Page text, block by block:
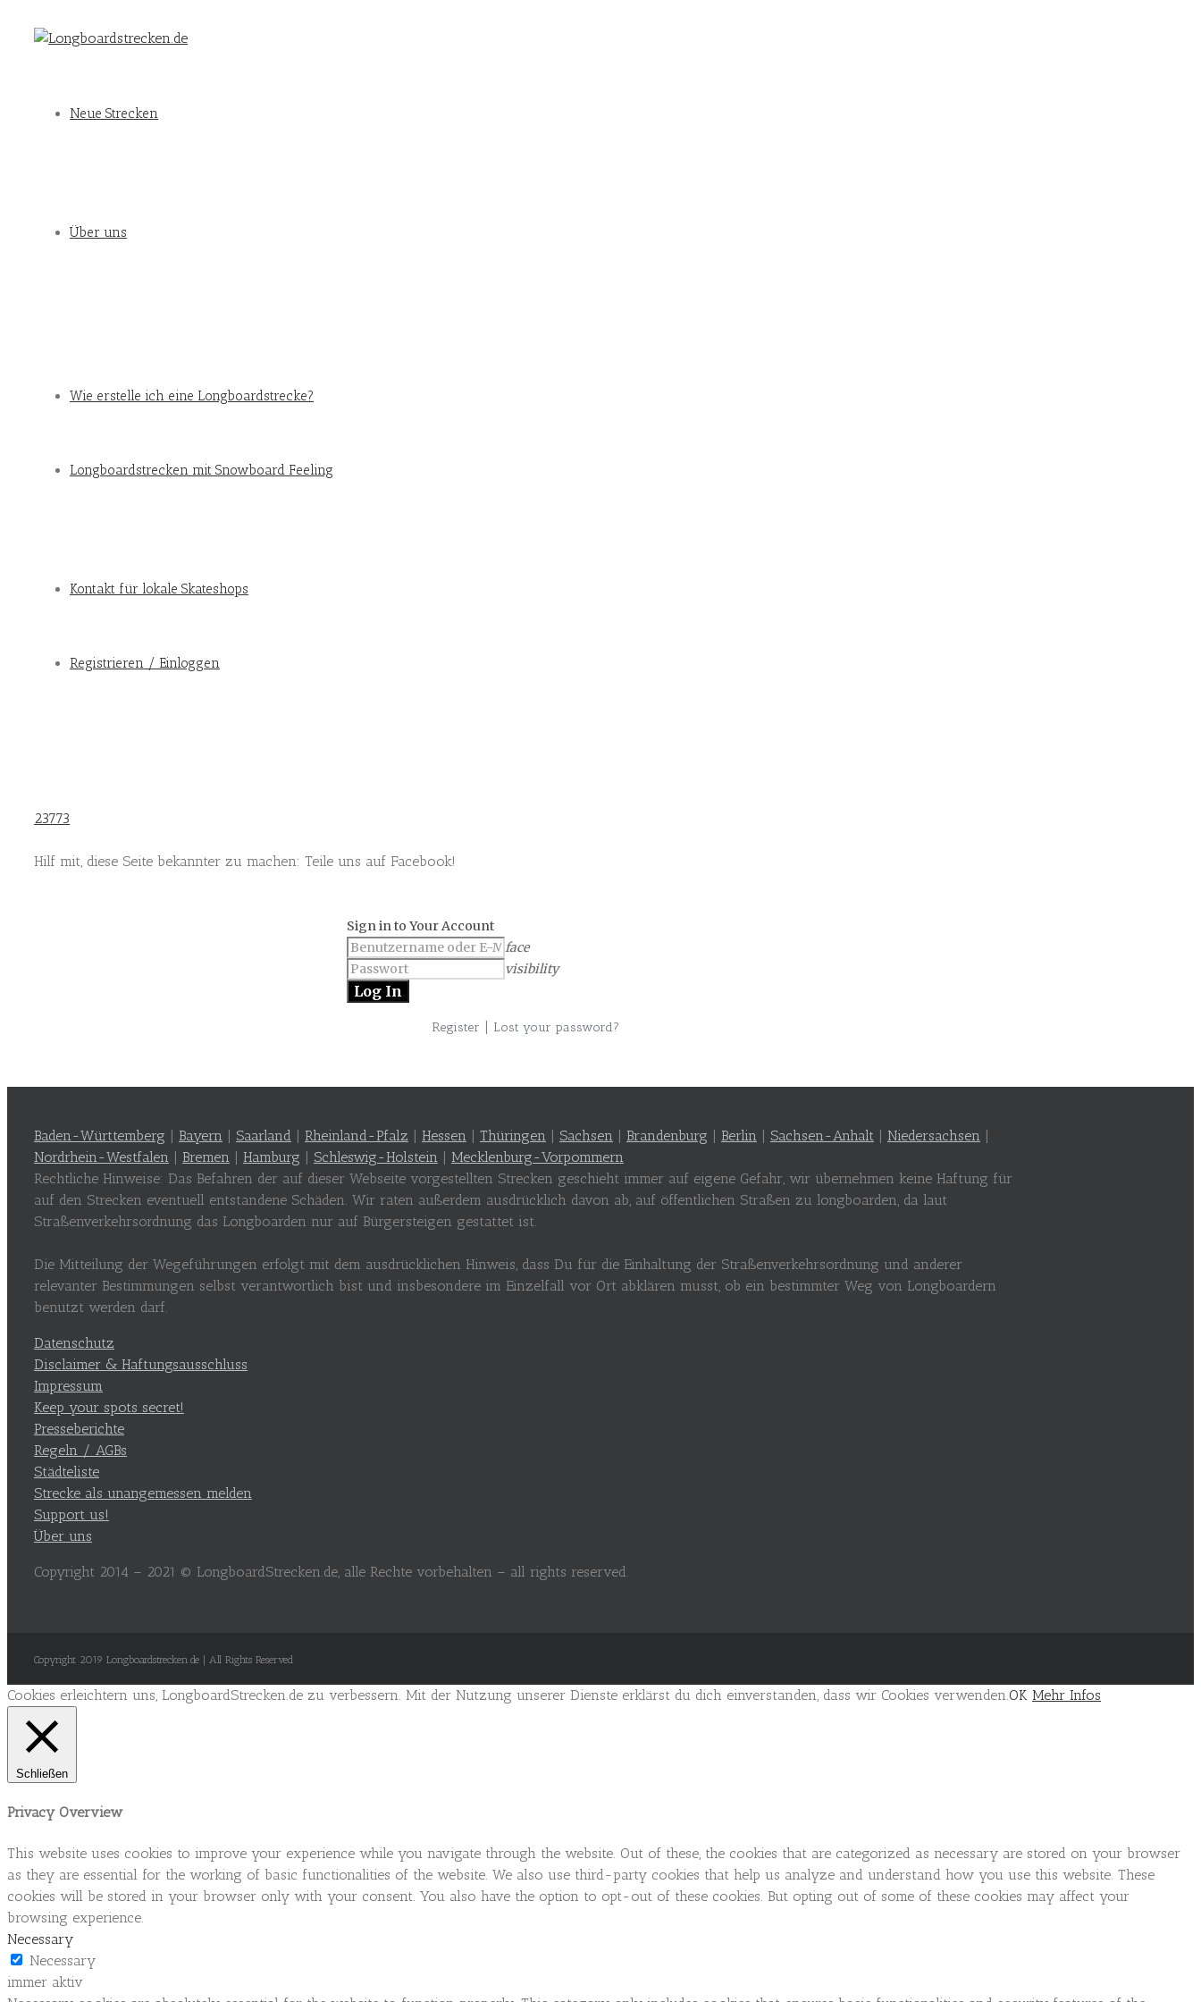
Neue Strecken
Über uns
Wie erstelle ich eine Longboardstrecke?
Longboardstrecken mit Snowboard Feeling
Kontakt für lokale Skateshops
Registrieren / Einloggen
23773
Hilf mit, diese Seite bekannter zu machen: Teile uns auf Facebook!
Sign in to Your Account
face
visibility
Register | Lost your password?
Baden-Württemberg | Bayern | Saarland | Rheinland-Pfalz | Hessen | Thüringen | Sachsen | Brandenburg | Berlin | Sachsen-Anhalt | Niedersachsen |
Nordrhein-Westfalen | Bremen | Hamburg | Schleswig-Holstein | Mecklenburg-Vorpommern
Rechtliche Hinweise: Das Befahren der auf dieser Webseite vorgestellten Strecken geschieht immer auf eigene Gefahr, wir übernehmen keine Haftung für
auf den Strecken eventuell entstandene Schäden. Wir raten außerdem ausdrücklich davon ab, auf öffentlichen Straßen zu longboarden, da laut
Straßenverkehrsordnung das Longboarden nur auf Bürgersteigen gestattet ist.
Die Mitteilung der Wegeführungen erfolgt mit dem ausdrücklichen Hinweis, dass Du für die Einhaltung der Straßenverkehrsordnung und anderer
relevanter Bestimmungen selbst verantwortlich bist und insbesondere im Einzelfall vor Ort abklären musst, ob ein bestimmter Weg von Longboardern
benutzt werden darf.
Datenschutz
Disclaimer & Haftungsausschluss
Impressum
Keep your spots secret!
Presseberichte
Regeln / AGBs
Städteliste
Strecke als unangemessen melden
Support us!
Über uns
Copyright 2014 – 2021 © LongboardStrecken.de, alle Rechte vorbehalten – all rights reserved.
Copyright 2019 Longboardstrecken.de | All Rights Reserved
Cookies erleichtern uns, LongboardStrecken.de zu verbessern. Mit der Nutzung unserer Dienste erklärst du dich einverstanden, dass wir Cookies verwenden.OK Mehr Infos
Schließen
Privacy Overview
This website uses cookies to improve your experience while you navigate through the website. Out of these, the cookies that are categorized as necessary are stored on your browser
as they are essential for the working of basic functionalities of the website. We also use third-party cookies that help us analyze and understand how you use this website. These
cookies will be stored in your browser only with your consent. You also have the option to opt-out of these cookies. But opting out of some of these cookies may affect your
browsing experience.
Necessary
Necessary
immer aktiv